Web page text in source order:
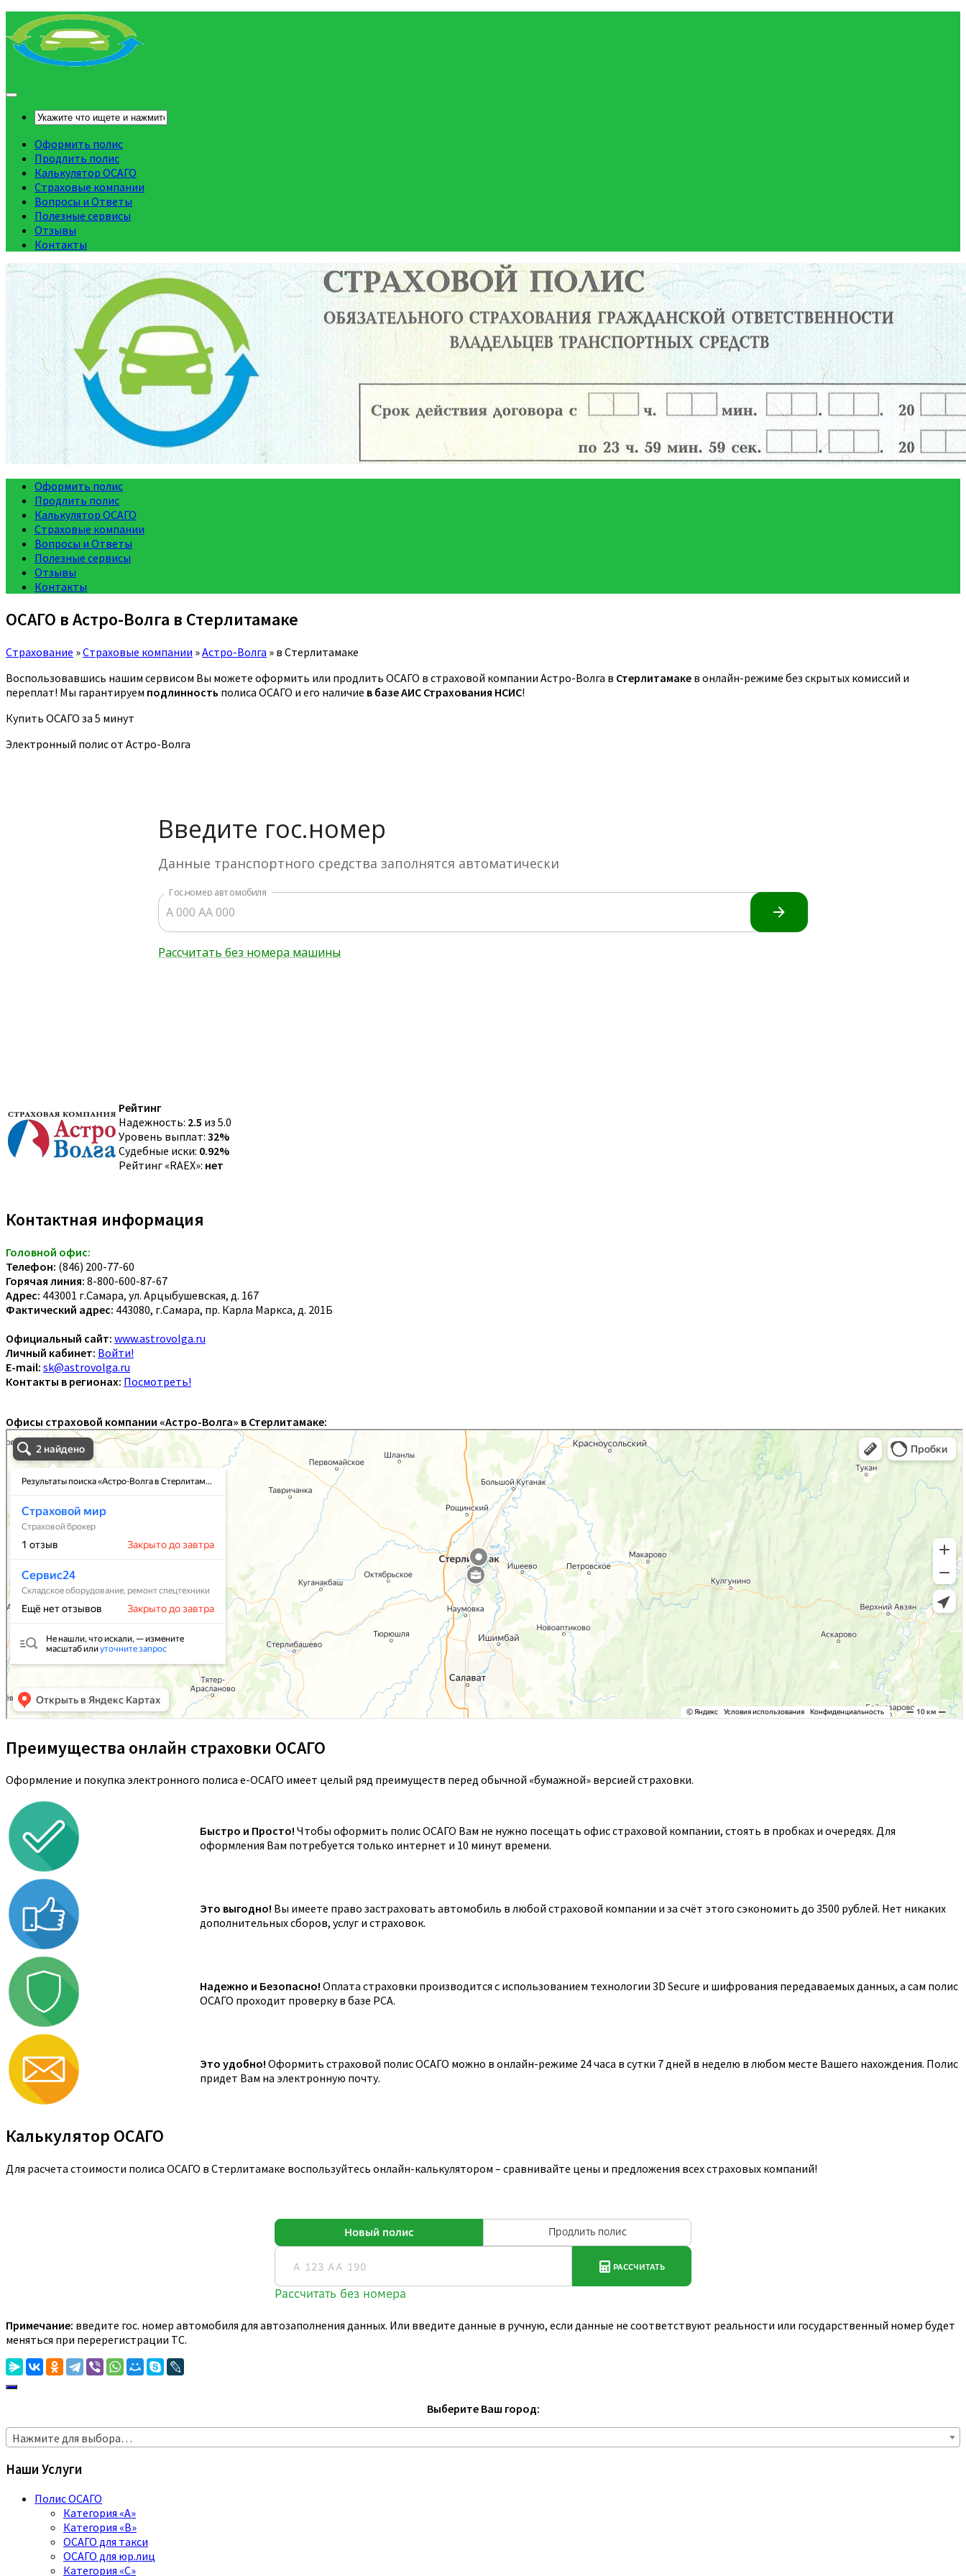
Оформить полис
Продлить полис
Калькулятор ОСАГО
Страховые компании
Вопросы и Ответы
Полезные сервисы
Отзывы
Контакты
Оформить полис
Продлить полис
Калькулятор ОСАГО
Страховые компании
Вопросы и Ответы
Полезные сервисы
Отзывы
Контакты
ОСАГО в Астро-Волга в Стерлитамаке
Страхование »Страховые компании »Астро-Волга » в Стерлитамаке
Воспользовавшись нашим сервисом Вы можете оформить или продлить ОСАГО в страховой компании Астро-Волга в Стерлитамаке в онлайн-режиме без скрытых комиссий и
переплат! Мы гарантируем подлинность полиса ОСАГО и его наличие в базе АИС Страхования НСИС!
Купить ОСАГО за 5 минут
Электронный полис от Астро-Волга
Рейтинг
Надежность: 2.5 из 5.0
Уровень выплат: 32%
Судебные иски: 0.92%
Рейтинг «RAEX»: нет
Контактная информация
Головной офис:
Телефон: (846) 200-77-60
Горячая линия: 8-800-600-87-67
Адрес: 443001 г.Самара, ул. Арцыбушевская, д. 167
Фактический адрес: 443080, г.Самара, пр. Карла Маркса, д. 201Б
Официальный сайт: www.astrovolga.ru
Личный кабинет: Войти!
E-mail: sk@astrovolga.ru
Контакты в регионах: Посмотреть!
Офисы страховой компании «Астро-Волга» в Стерлитамаке:
Преимущества онлайн страховки ОСАГО
Оформление и покупка электронного полиса е-ОСАГО имеет целый ряд преимуществ перед обычной «бумажной» версией страховки.
Быстро и Просто! Чтобы оформить полис ОСАГО Вам не нужно посещать офис страховой компании, стоять в пробках и очередях. Для
оформления Вам потребуется только интернет и 10 минут времени.
Это выгодно! Вы имеете право застраховать автомобиль в любой страховой компании и за счёт этого сэкономить до 3500 рублей. Нет никаких
дополнительных сборов, услуг и страховок.
Надежно и Безопасно! Оплата страховки производится с использованием технологии 3D Secure и шифрования передаваемых данных, а сам полис
ОСАГО проходит проверку в базе РСА.
Это удобно! Оформить страховой полис ОСАГО можно в онлайн-режиме 24 часа в сутки 7 дней в неделю в любом месте Вашего нахождения. Полис
придет Вам на электронную почту.
Калькулятор ОСАГО
Для расчета стоимости полиса ОСАГО в Стерлитамаке воспользуйтесь онлайн-калькулятором – сравнивайте цены и предложения всех страховых компаний!
Примечание: введите гос. номер автомобиля для автозаполнения данных. Или введите данные в ручную, если данные не соответствуют реальности или государственный номер будет
меняться при перерегистрации ТС.
Выберите Ваш город:
Нажмите для выбора…
Наши Услуги
Полис ОСАГО
Категория «A»
Категория «B»
ОСАГО для такси
ОСАГО для юр.лиц
Категория «C»